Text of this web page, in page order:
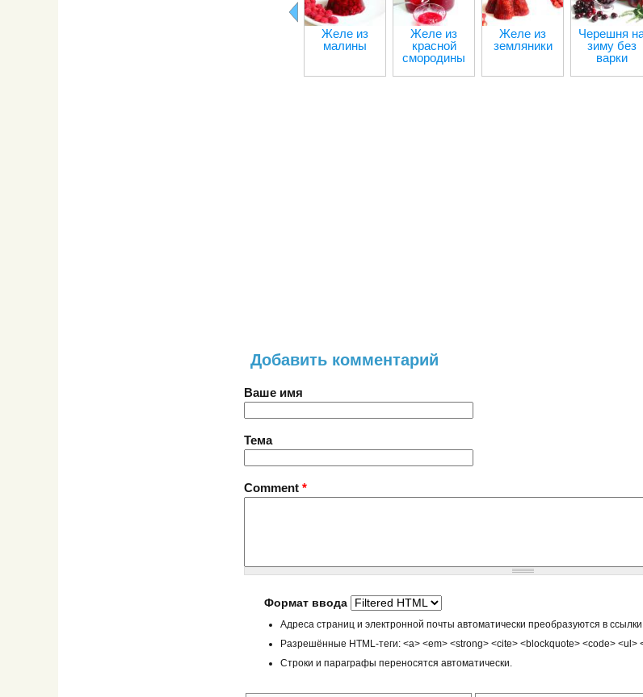
Желе из
малины
Желе из
красной
смородины
Желе из
земляники
Черешня
зиму без
варки
Добавить комментарий
Ваше имя
Тема
Comment *
Формат ввода
Адреса страниц и электронной почты автоматически преобразуются в
Разрешённые HTML-теги: <a> <em> <strong> <cite> <blockquote> <code> <ul>
Строки и параграфы переносятся автоматически.